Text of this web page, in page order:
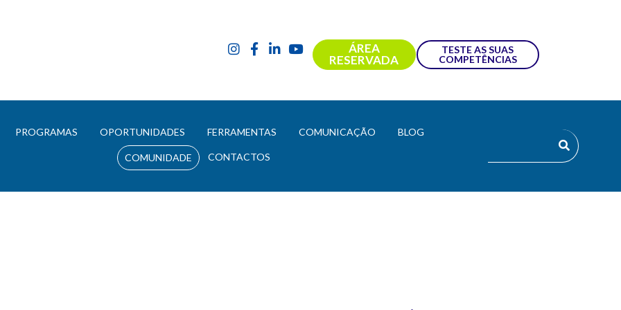
ÁREA
RESERVADA
TESTE AS SUAS
COMPETÊNCIAS
PROGRAMAS OPORTUNIDADES FERRAMENTAS COMUNICAÇÃO BLOG
COMUNIDADE CONTACTOS